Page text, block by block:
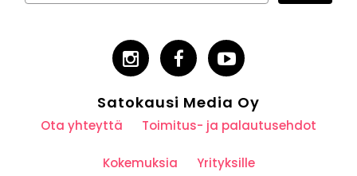
Satokausi Media Oy
Ota yhteyttä Toimitus- ja palautusehdot
Kokemuksia Yrityksille